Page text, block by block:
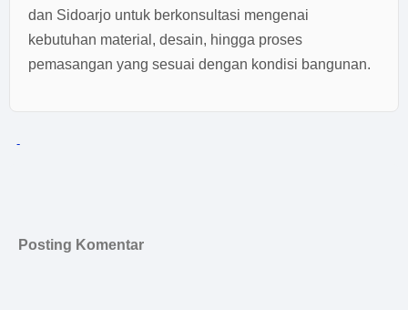
dan Sidoarjo untuk berkonsultasi mengenai
kebutuhan material, desain, hingga proses
pemasangan yang sesuai dengan kondisi bangunan.
-
Posting Komentar